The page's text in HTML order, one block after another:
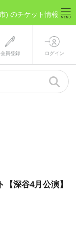
) のチケット情報
会員登録 ログイン
深谷4月公演】